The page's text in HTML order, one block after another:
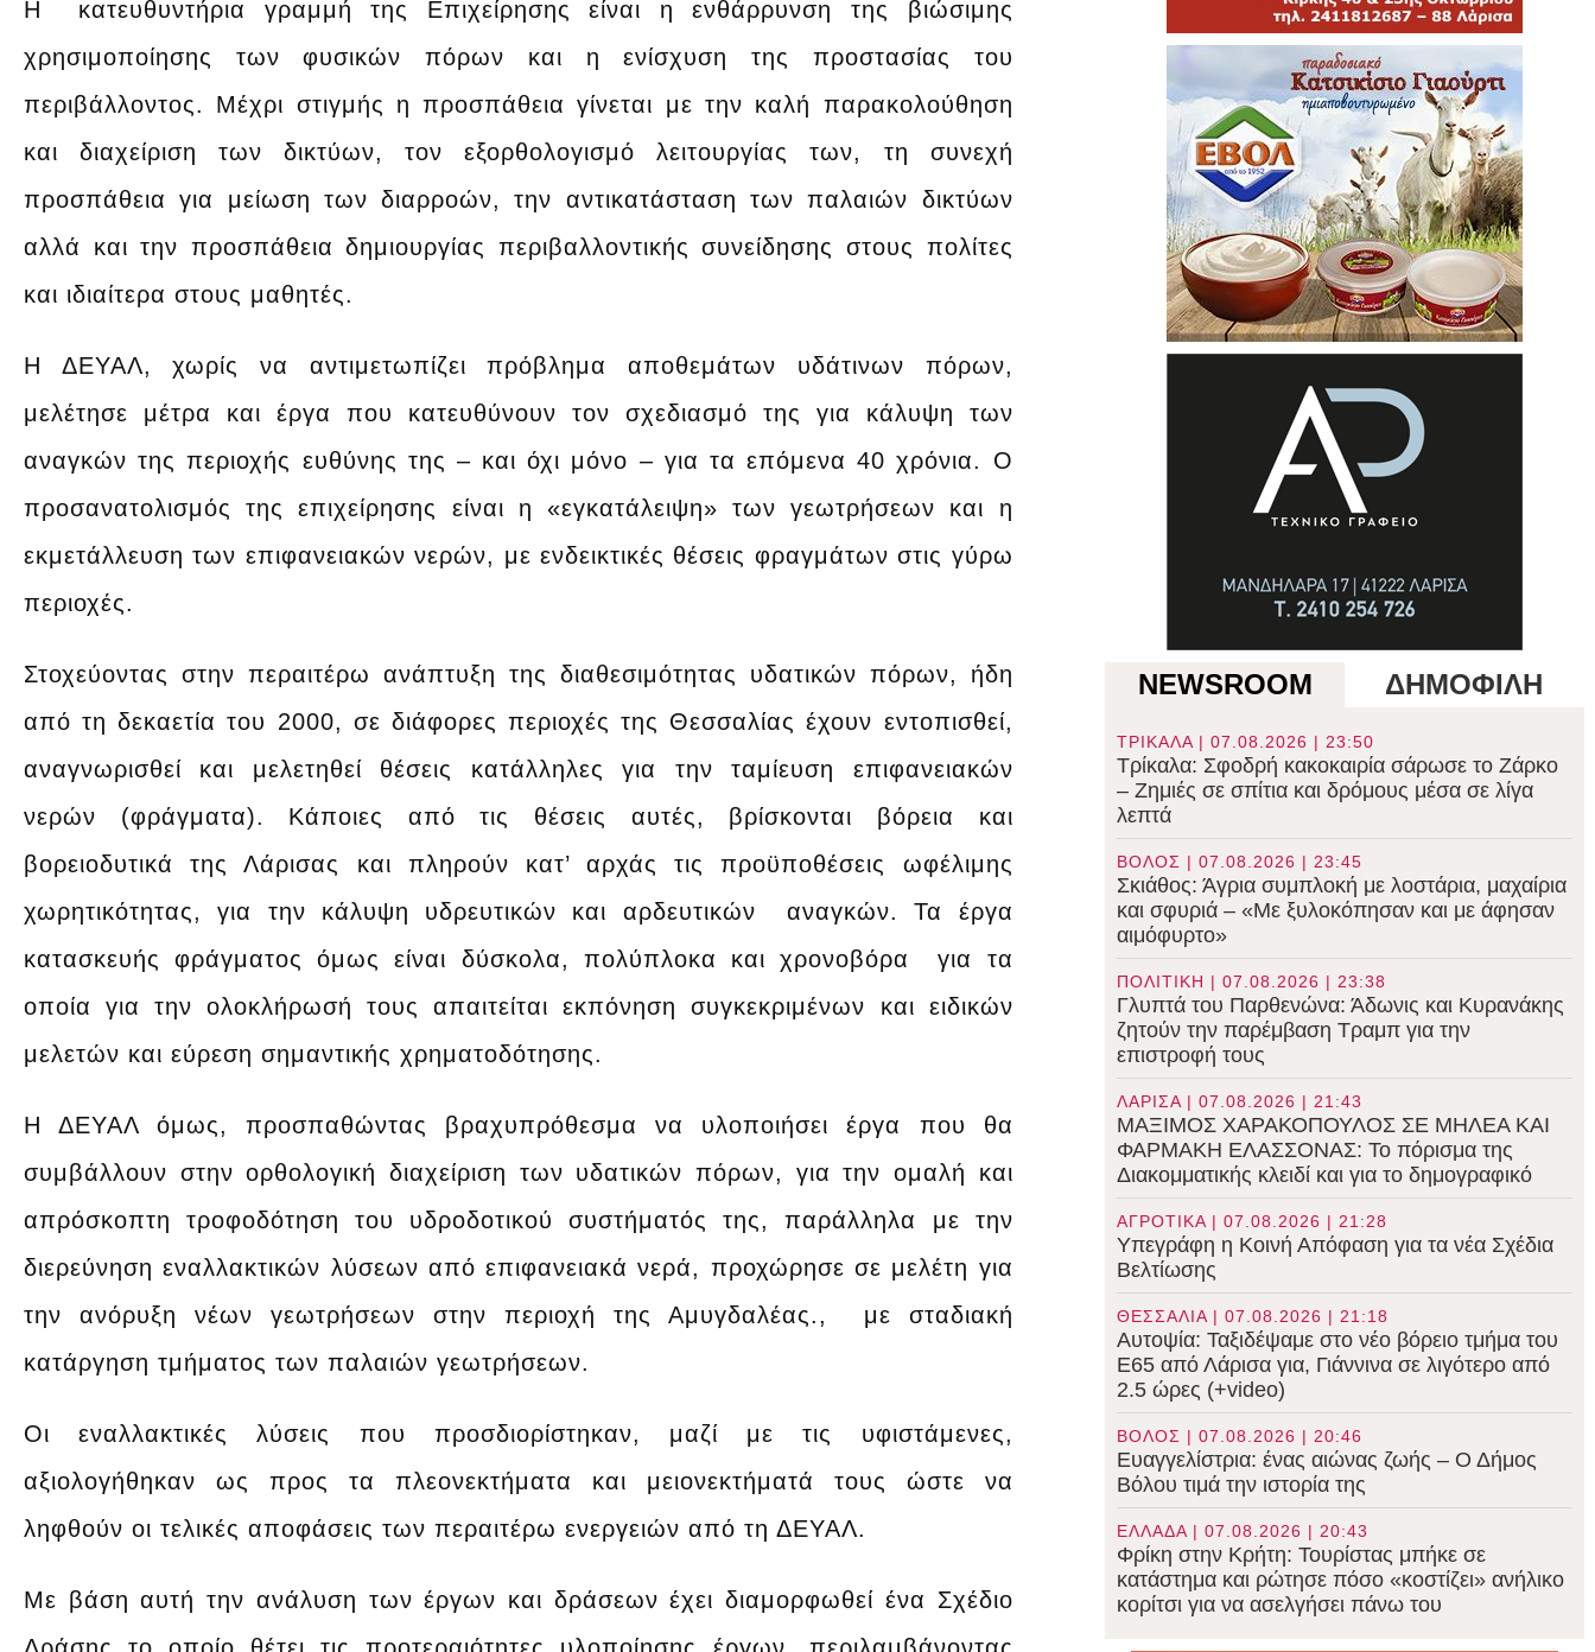
Η κατευθυντήρια γραμμή της Επιχείρησης είναι η ενθάρρυνση της βιώσιμης
χρησιμοποίησης των φυσικών πόρων και η ενίσχυση της προστασίας του
περιβάλλοντος. Μέχρι στιγμής η προσπάθεια γίνεται με την καλή παρακολούθηση
και διαχείριση των δικτύων, τον εξορθολογισμό λειτουργίας των, τη συνεχή
προσπάθεια για μείωση των διαρροών, την αντικατάσταση των παλαιών δικτύων
αλλά και την προσπάθεια δημιουργίας περιβαλλοντικής συνείδησης στους πολίτες
και ιδιαίτερα στους μαθητές.
Η ΔΕΥΑΛ, χωρίς να αντιμετωπίζει πρόβλημα αποθεμάτων υδάτινων πόρων,
μελέτησε μέτρα και έργα που κατευθύνουν τον σχεδιασμό της για κάλυψη των
αναγκών της περιοχής ευθύνης της – και όχι μόνο – για τα επόμενα 40 χρόνια. Ο
προσανατολισμός της επιχείρησης είναι η «εγκατάλειψη» των γεωτρήσεων και η
εκμετάλλευση των επιφανειακών νερών, με ενδεικτικές θέσεις φραγμάτων στις γύρω
περιοχές.
Στοχεύοντας στην περαιτέρω ανάπτυξη της διαθεσιμότητας υδατικών πόρων, ήδη
από τη δεκαετία του 2000, σε διάφορες περιοχές της Θεσσαλίας έχουν εντοπισθεί,
αναγνωρισθεί και μελετηθεί θέσεις κατάλληλες για την ταμίευση επιφανειακών
νερών (φράγματα). Κάποιες από τις θέσεις αυτές, βρίσκονται βόρεια και
βορειοδυτικά της Λάρισας και πληρούν κατ’ αρχάς τις προϋποθέσεις ωφέλιμης
χωρητικότητας, για την κάλυψη υδρευτικών και αρδευτικών αναγκών. Τα έργα
κατασκευής φράγματος όμως είναι δύσκολα, πολύπλοκα και χρονοβόρα για τα
οποία για την ολοκλήρωσή τους απαιτείται εκπόνηση συγκεκριμένων και ειδικών
μελετών και εύρεση σημαντικής χρηματοδότησης.
Η ΔΕΥΑΛ όμως, προσπαθώντας βραχυπρόθεσμα να υλοποιήσει έργα που θα
συμβάλλουν στην ορθολογική διαχείριση των υδατικών πόρων, για την ομαλή και
απρόσκοπτη τροφοδότηση του υδροδοτικού συστήματός της, παράλληλα με την
διερεύνηση εναλλακτικών λύσεων από επιφανειακά νερά, προχώρησε σε μελέτη για
την ανόρυξη νέων γεωτρήσεων στην περιοχή της Αμυγδαλέας., με σταδιακή
κατάργηση τμήματος των παλαιών γεωτρήσεων.
Οι εναλλακτικές λύσεις που προσδιορίστηκαν, μαζί με τις υφιστάμενες,
αξιολογήθηκαν ως προς τα πλεονεκτήματα και μειονεκτήματά τους ώστε να
ληφθούν οι τελικές αποφάσεις των περαιτέρω ενεργειών από τη ΔΕΥΑΛ.
Με βάση αυτή την ανάλυση των έργων και δράσεων έχει διαμορφωθεί ένα Σχέδιο
NEWSROOM ΔΗΜΟΦΙΛΗ
ΤΡΙΚΑΛΑ | 07.08.2026 | 23:50
Τρίκαλα: Σφοδρή κακοκαιρία σάρωσε το Ζάρκο
– Ζημιές σε σπίτια και δρόμους μέσα σε λίγα
λεπτά
ΒΟΛΟΣ | 07.08.2026 | 23:45
Σκιάθος: Άγρια συμπλοκή με λοστάρια, μαχαίρια
και σφυριά – «Με ξυλοκόπησαν και με άφησαν
αιμόφυρτο»
ΠΟΛΙΤΙΚΗ | 07.08.2026 | 23:38
Γλυπτά του Παρθενώνα: Άδωνις και Κυρανάκης
ζητούν την παρέμβαση Τραμπ για την
επιστροφή τους
ΛΑΡΙΣΑ | 07.08.2026 | 21:43
ΜΑΞΙΜΟΣ ΧΑΡΑΚΟΠΟΥΛΟΣ ΣΕ ΜΗΛΕΑ ΚΑΙ
ΦΑΡΜΑΚΗ ΕΛΑΣΣΟΝΑΣ: Το πόρισμα της
Διακομματικής κλειδί και για το δημογραφικό
ΑΓΡΟΤΙΚΑ | 07.08.2026 | 21:28
Υπεγράφη η Κοινή Απόφαση για τα νέα Σχέδια
Βελτίωσης
ΘΕΣΣΑΛΙΑ | 07.08.2026 | 21:18
Αυτοψία: Ταξιδέψαμε στο νέο βόρειο τμήμα του
Ε65 από Λάρισα για, Γιάννινα σε λιγότερο από
2.5 ώρες (+video)
ΒΟΛΟΣ | 07.08.2026 | 20:46
Ευαγγελίστρια: ένας αιώνας ζωής – Ο Δήμος
Βόλου τιμά την ιστορία της
ΕΛΛΑΔΑ | 07.08.2026 | 20:43
Φρίκη στην Κρήτη: Τουρίστας μπήκε σε
κατάστημα και ρώτησε πόσο «κοστίζει» ανήλικο
κορίτσι για να ασελγήσει πάνω του